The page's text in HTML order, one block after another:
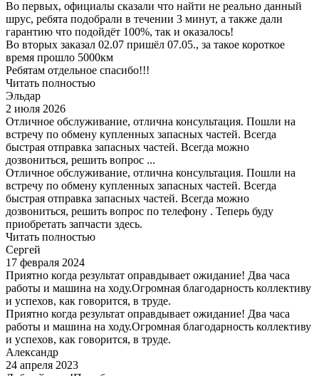
Во первых, официалы сказали что найти не реально данный
шрус, ребята подобрали в течении 3 минут, а также дали
гарантию что подойдёт 100%, так и оказалось!
Во вторых заказал 02.07 пришёл 07.05., за такое короткое
время прошло 5000км
Ребятам отдельное спасибо!!!
Читать полностью
Эльдар
2 июля 2026
Отличное обслуживание, отлична консультация. Пошли на
встречу по обмену купленных запасных частей. Всегда
быстрая отправка запасных частей. Всегда можно
дозвониться, решить вопрос ...
Отличное обслуживание, отлична консультация. Пошли на
встречу по обмену купленных запасных частей. Всегда
быстрая отправка запасных частей. Всегда можно
дозвониться, решить вопрос по телефону . Теперь буду
приобретать запчасти здесь.
Читать полностью
Сергей
17 февраля 2024
Приятно когда результат оправдывает ожидание! Два часа
работы и машина на ходу.Огромная благодарность коллективу
и успехов, как говорится, в труде.
Приятно когда результат оправдывает ожидание! Два часа
работы и машина на ходу.Огромная благодарность коллективу
и успехов, как говорится, в труде.
Александр
24 апреля 2023